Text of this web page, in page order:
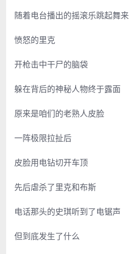
随着电台播出的摇滚乐跳起舞来
愤怒的里克
开枪击中干尸的脑袋
躲在背后的神秘人物终于露面
原来是咱们的老熟人皮脸
一阵极限拉扯后
皮脸用电钻切开车顶
先后虐杀了里克和布斯
电话那头的史琪听到了电锯声
但到底发生了什么